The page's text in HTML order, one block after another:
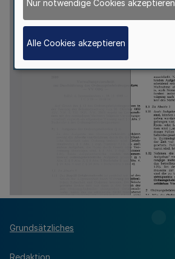
Grundsätzliches
Redaktion
Nur notwendige Cookies akzeptieren
Alle Cookies akzeptieren